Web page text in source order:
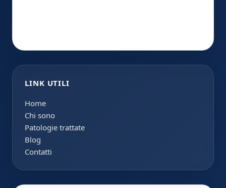
LINK UTILI
Home
Chi sono
Patologie trattate
Blog
Contatti